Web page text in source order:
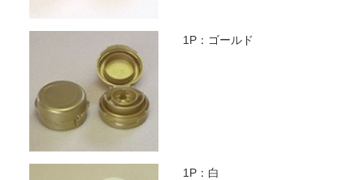
1P：ゴールド
1P：白